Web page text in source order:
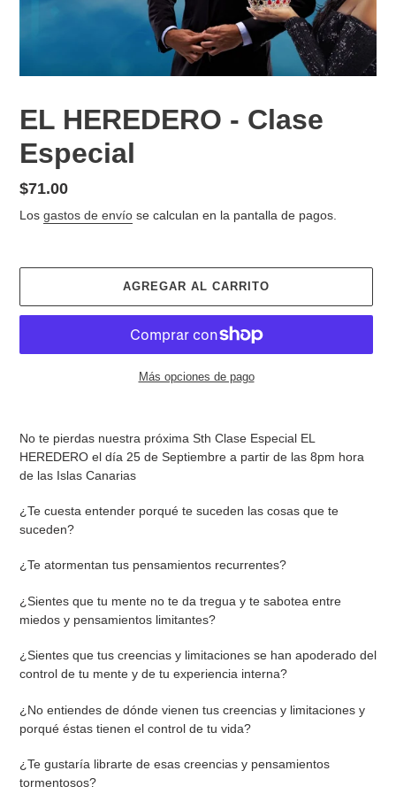
EL HEREDERO - Clase
Especial
Precio
habitual
$71.00
Los gastos de envío se calculan en la pantalla de pagos.
AGREGAR AL CARRITO
Más opciones de pago
producto
a
tu
carrito
No te pierdas nuestra próxima Sth Clase Especial EL
HEREDERO el día 25 de Septiembre a partir de las 8pm hora
de las Islas Canarias
¿Te cuesta entender porqué te suceden las cosas que te
suceden?
¿Te atormentan tus pensamientos recurrentes?
¿Sientes que tu mente no te da tregua y te sabotea entre
miedos y pensamientos limitantes?
¿Sientes que tus creencias y limitaciones se han apoderado del
control de tu mente y de tu experiencia interna?
¿No entiendes de dónde vienen tus creencias y limitaciones y
porqué éstas tienen el control de tu vida?
¿Te gustaría librarte de esas creencias y pensamientos
tormentosos?